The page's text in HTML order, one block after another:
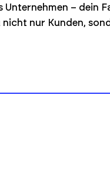
– dein
nur Kunden,